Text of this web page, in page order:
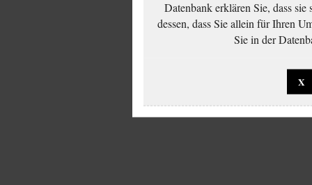
Datenbank erklären Sie, dass sie
dessen, dass Sie allein für Ihren
Sie in der
X